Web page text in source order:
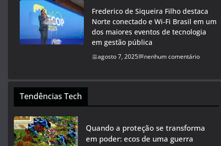
Frederico de Siqueira Filho destaca
Norte conectado e Wi-Fi Brasil em um
dos maiores eventos de tecnologia
em gestão pública
agosto 7, 2025 nenhum comentário
Tendências Tech
Quando a proteção se transforma
em poder: ecos de uma guerra